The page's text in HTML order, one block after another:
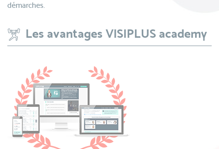
démarches.
Les avantages VISIPLUS academy